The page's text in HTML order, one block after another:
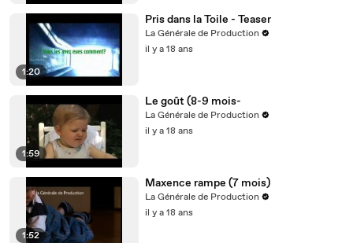
1:20
Pris dans la Toile - Teaser
La Générale de Production
il y a 18 ans
1:59
Le goût (8-9 mois-
La Générale de Production
il y a 18 ans
1:52
Maxence rampe (7 mois)
La Générale de Production
il y a 18 ans